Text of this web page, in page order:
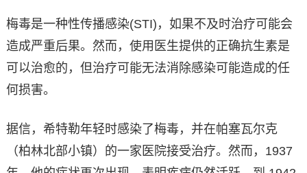
梅毒是一种性传播感染(STI)，如果不及时治疗可能会
造成严重后果。然而，使用医生提供的正确抗生素是
可以治愈的，但治疗可能无法消除感染可能造成的任
何损害。
据信，希特勒年轻时感染了梅毒，并在帕塞瓦尔克
（柏林北部小镇）的一家医院接受治疗。然而，1937